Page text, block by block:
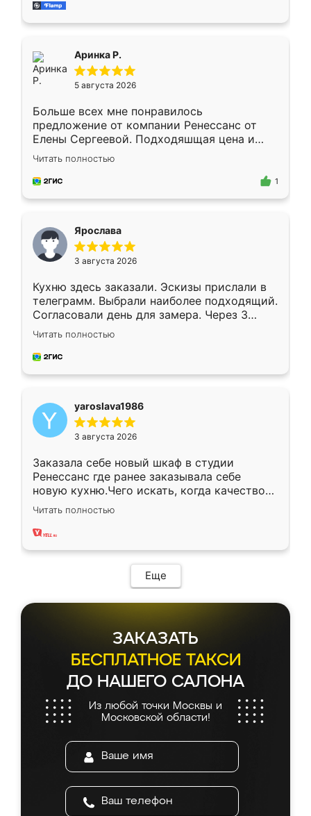
за день, ребята работали аккуратно, даже
Аринка Р.
5 августа 2026
Больше всех мне понравилось
предложение от компании Ренессанс от
Елены Сергеевой. Подходяшщая цена и
короткие сроки изготовления. Приехавший
для замера сотрудник Владислав
предложил по моему эскизу самый
Читать полностью
1
Ярослава
3 августа 2026
Кухню здесь заказали. Эскизы прислали в
телеграмм. Выбрали наиболее подходящий.
Согласовали день для замера. Через 3
недели кухня была уже готова. Остались
довольны работой. Спасибо Ренессанс
мебель за качественную работу!
Читать полностью
yaroslava1986
3 августа 2026
Заказала себе новый шкаф в студии
Ренессанс где ранее заказывала себе
новую кухню.Чего искать, когда качеством
вполне довольна. Служит кухня уже почти
два года, нареканий нет.
Читать полностью
Еще
ЗАКАЗАТЬ
БЕСПЛАТНОЕ ТАКСИ
ДО НАШЕГО САЛОНА
Из любой точки Москвы и
Московской области!